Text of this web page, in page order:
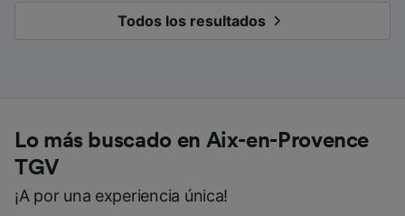
Todos los resultados
Lo más buscado en Aix-en-Provence
TGV
¡A por una experiencia única!